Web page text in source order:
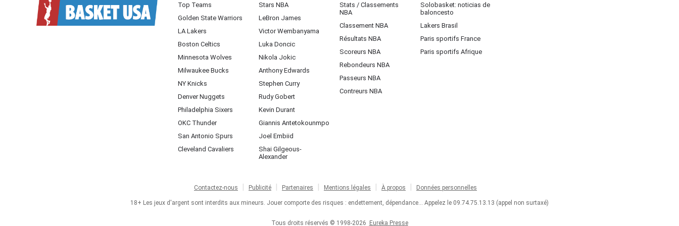
Top Teams
Golden State Warriors
LA Lakers
Boston Celtics
Minnesota Wolves
Milwaukee Bucks
NY Knicks
Denver Nuggets
Philadelphia Sixers
OKC Thunder
San Antonio Spurs
Cleveland Cavaliers
Stars NBA
LeBron James
Victor Wembanyama
Luka Doncic
Nikola Jokic
Anthony Edwards
Stephen Curry
Rudy Gobert
Kevin Durant
Giannis Antetokounmpo
Joel Embiid
Shai Gilgeous-
Alexander
Stats / Classements
NBA
Classement NBA
Résultats NBA
Scoreurs NBA
Rebondeurs NBA
Passeurs NBA
Contreurs NBA
Solobasket: noticias de
baloncesto
Lakers Brasil
Paris sportifs France
Paris sportifs Afrique
Contactez-nous Publicité Partenaires Mentions légales À propos Données personnelles
18+ Les jeux d'argent sont interdits aux mineurs. Jouer comporte des risques : endettement, dépendance... Appelez le 09.74.75.13.13 (appel non surtaxé)
Tous droits réservés © 1998-2026 Eureka Presse